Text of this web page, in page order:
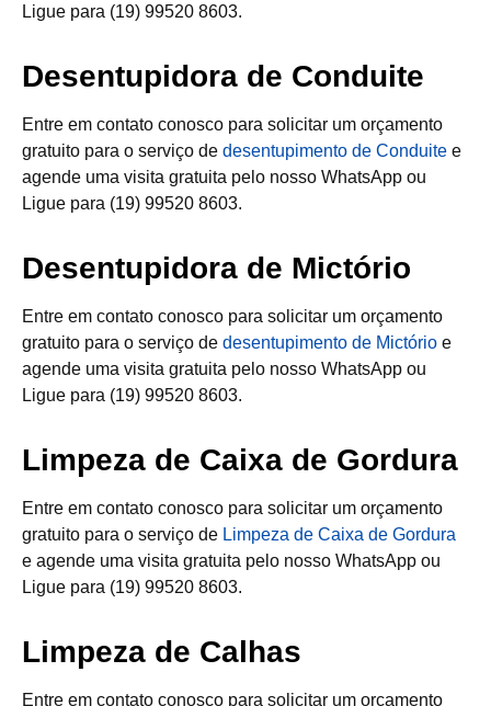
Ligue para (19) 99520 8603.
Desentupidora de Conduite
Entre em contato conosco para solicitar um orçamento
gratuito para o serviço de desentupimento de Conduite e
agende uma visita gratuita pelo nosso WhatsApp ou
Ligue para (19) 99520 8603.
Desentupidora de Mictório
Entre em contato conosco para solicitar um orçamento
gratuito para o serviço de desentupimento de Mictório e
agende uma visita gratuita pelo nosso WhatsApp ou
Ligue para (19) 99520 8603.
Limpeza de Caixa de Gordura
Entre em contato conosco para solicitar um orçamento
gratuito para o serviço de Limpeza de Caixa de Gordura
e agende uma visita gratuita pelo nosso WhatsApp ou
Ligue para (19) 99520 8603.
Limpeza de Calhas
Entre em contato conosco para solicitar um orçamento